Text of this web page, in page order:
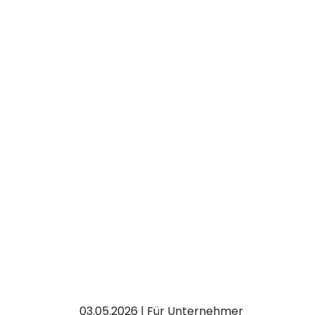
03.05.2026 | Für Unternehmer